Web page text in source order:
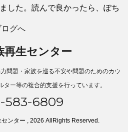
した。読んで良かったら、ぽち
再生センター
問題・家族を巡る不安や問題のためのカウ
ー等の複合的支援を行っています。
6809
ンター , 2026 AllRights Reserved.